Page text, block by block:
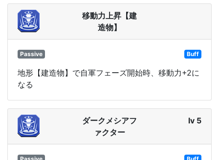
移動力上昇【建
造物】
Passive Buff
地形【建造物】で自軍フェーズ開始時、移動力+2に
なる
ダークメシアフ
ァクター
lv 5